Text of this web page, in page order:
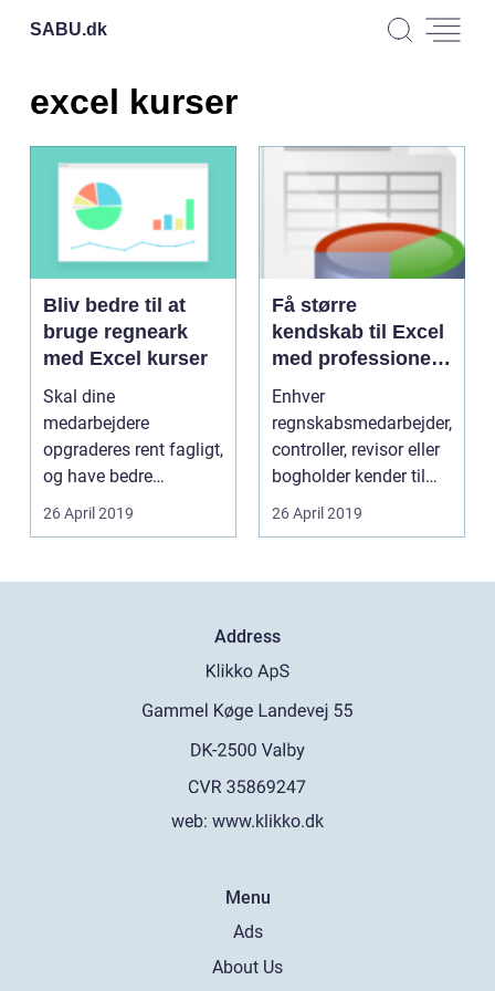
SABU.dk
excel kurser
Bliv bedre til at
bruge regneark
med Excel kurser
Skal dine
medarbejdere
opgraderes rent fagligt,
og have bedre
forudsætninger for at
udnytte de...
26 April 2019
Få større
kendskab til Excel
med professionelt
tilrettelagte Excel
kurser
Enhver
regnskabsmedarbejder,
controller, revisor eller
bogholder kender til
det utroligt
anvendelige...
26 April 2019
Address
web: www.klikko.dk
Menu
Ads
About Us